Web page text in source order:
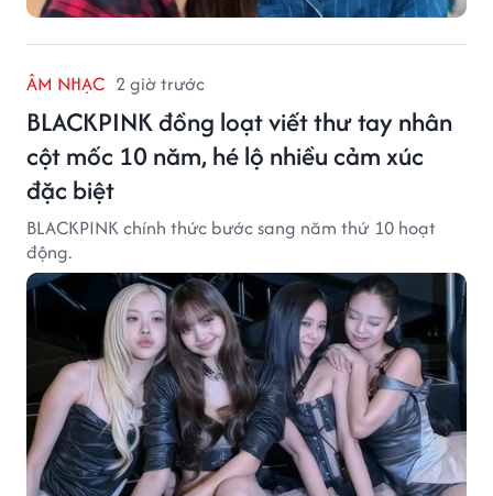
ÂM NHẠC 2 giờ trước
BLACKPINK đồng loạt viết thư tay nhân
cột mốc 10 năm, hé lộ nhiều cảm xúc
đặc biệt
BLACKPINK chính thức bước sang năm thứ 10 hoạt
động.